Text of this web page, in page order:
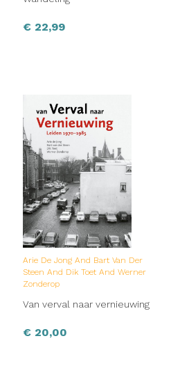
€ 22,99
Arie De Jong And Bart Van Der
Steen And Dik Toet And Werner
Zonderop
Van verval naar vernieuwing
€ 20,00